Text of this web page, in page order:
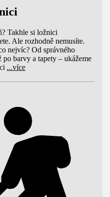
Takhle si ložnici
Ale rozhodně nemusíte.
nejvíc? Od správného
po barvy a tapety – ukážeme
...více